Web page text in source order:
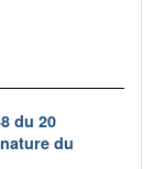
du 20
du